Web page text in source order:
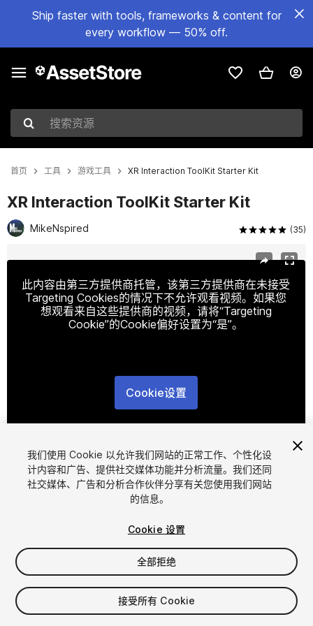
Ship faster with tools, frameworks & content for
every workflow — 50% off.
搜索资源
首页 工具 游戏工具 XR Interaction ToolKit Starter Kit
XR Interaction ToolKit Starter Kit
MikeNspired (35)
此内容由第三方提供商托管，该第三方提供商在未接受
Targeting Cookies的情况下不允许观看视频。如果您
想观看来自这些提供商的视频，请将“Targeting
Cookie”的Cookie偏好设置为“是”。
Cookie设置
FREE
221viewsin the past week
我们使用 Cookie 以允许我们网站的正常工作、个性化设
计内容和广告、提供社交媒体功能并分析流量。我们还同
社交媒体、广告和分析合作伙伴分享有关您使用我们网站
的信息。
Cookie 设置
全部拒绝
接受所有 Cookie